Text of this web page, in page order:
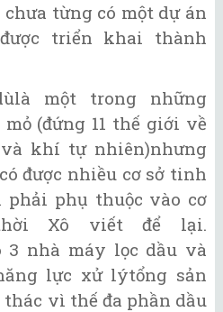
từng có một dự án
triển khai thành
một trong những
(đứng 11 thế giới về
khí tự nhiên)nhưng
được nhiều cơ sở tinh
phải phụ thuộc vào cơ
Xô viết để lại.
3 nhà máy lọc dầu và
lực xử lýtổng sản
vì thế đa phần dầu